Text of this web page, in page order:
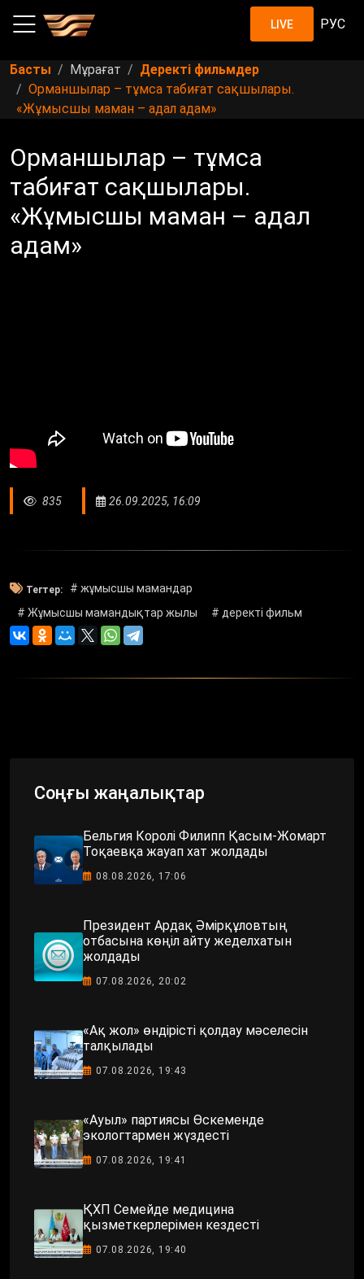
LIVE РУС
Басты Мұрағат
Деректі фильмдер
Орманшылар – тұмса табиғат сақшылары.
«Жұмысшы маман – адал адам»
Орманшылар – тұмса
табиғат сақшылары.
«Жұмысшы маман – адал
адам»
835 26.09.2025, 16:09
Тегтер:
# жұмысшы мамандар
# Жұмысшы мамандықтар жылы
# деректі фильм
Соңғы жаңалықтар
Бельгия Королі Филипп Қасым-Жомарт
Тоқаевқа жауап хат жолдады
08.08.2026, 17:06
Президент Ардақ Әмірқұловтың
отбасына көңіл айту жеделхатын
жолдады
07.08.2026, 20:02
«Ақ жол» өндірісті қолдау мәселесін
талқылады
07.08.2026, 19:43
«Ауыл» партиясы Өскеменде
экологтармен жүздесті
07.08.2026, 19:41
ҚХП Семейде медицина
қызметкерлерімен кездесті
07.08.2026, 19:40